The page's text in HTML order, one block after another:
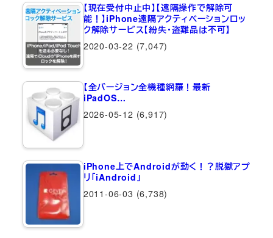
【現在受付中止中】【遠隔操作で解除可
能！】iPhone遠隔アクティベーションロッ
ク解除サービス【紛失・盗難品は不可】
2020-03-22 (7,047)
【全バージョン全機種網羅！最新
iPadOS…
2026-05-12 (6,917)
iPhone上でAndroidが動く！？脱獄アプ
リ「iAndroid」
2011-06-03 (6,738)